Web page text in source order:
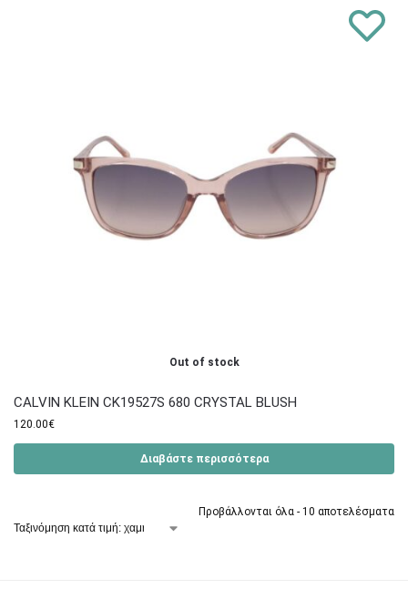
Out of stock
CALVIN KLEIN CK19527S 680 CRYSTAL BLUSH
120.00€
Διαβάστε περισσότερα
Προβάλλονται όλα - 10 αποτελέσματα